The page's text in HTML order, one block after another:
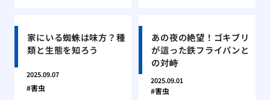
家にいる蜘蛛は味方？種
類と生態を知ろう
2025.09.07
害虫
あの夜の絶望！ゴキブリ
が這った鉄フライパンと
の対峙
2025.09.01
害虫